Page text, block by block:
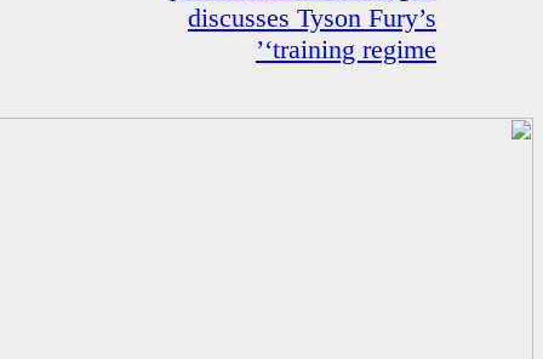
discusses